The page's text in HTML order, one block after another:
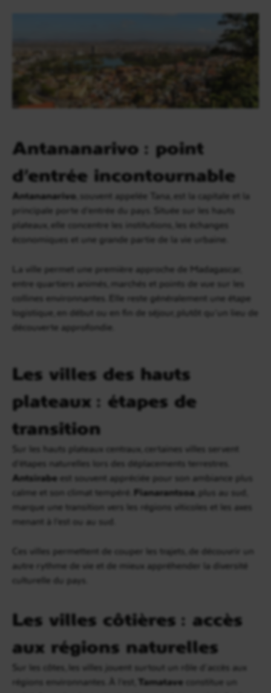
Antananarivo : point
d’entrée incontournable
Antananarivo , souvent appelée Tana, est la capitale et la
principale porte d’entrée du pays. Située sur les hauts
plateaux, elle concentre les institutions, les échanges
économiques et une grande partie de la vie urbaine.
La ville permet une première approche de Madagascar,
entre quartiers animés, marchés et points de vue sur les
collines environnantes. Elle reste généralement une étape
logistique, en début ou en fin de séjour, plutôt qu’un lieu de
découverte approfondie.
Les villes des hauts
plateaux : étapes de
transition
Sur les hauts plateaux centraux, certaines villes servent
d’étapes naturelles lors des déplacements terrestres.
Antsirabe est souvent appréciée pour son ambiance plus
calme et son climat tempéré. Fianarantsoa , plus au sud,
marque une transition vers les régions viticoles et les axes
menant à l’est ou au sud.
Ces villes permettent de couper les trajets, de découvrir un
autre rythme de vie et de mieux appréhender la diversité
culturelle du pays.
Les villes côtières : accès
aux régions naturelles
Sur les côtes, les villes jouent surtout un rôle d’accès aux
régions environnantes. À l’est, Tamatave constitue un